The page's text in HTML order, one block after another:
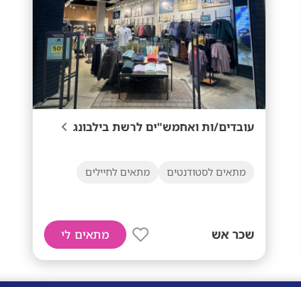
עובדים/ות ואחמש"ים לרשת בילבונג
מתאים לסטודנטים מתאים לחיילים
שכר אש מתאים לי